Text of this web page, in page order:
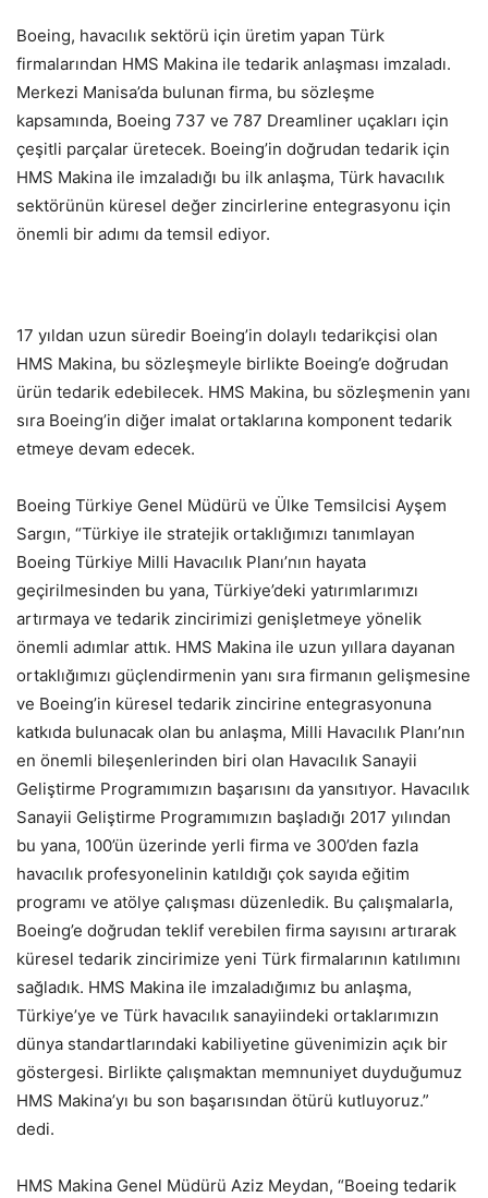
Boeing, havacılık sektörü için üretim yapan Türk
firmalarından HMS Makina ile tedarik anlaşması imzaladı.
Merkezi Manisa’da bulunan firma, bu sözleşme
kapsamında, Boeing 737 ve 787 Dreamliner uçakları için
çeşitli parçalar üretecek. Boeing’in doğrudan tedarik için
HMS Makina ile imzaladığı bu ilk anlaşma, Türk havacılık
sektörünün küresel değer zincirlerine entegrasyonu için
önemli bir adımı da temsil ediyor.
17 yıldan uzun süredir Boeing’in dolaylı tedarikçisi olan
HMS Makina, bu sözleşmeyle birlikte Boeing’e doğrudan
ürün tedarik edebilecek. HMS Makina, bu sözleşmenin yanı
sıra Boeing’in diğer imalat ortaklarına komponent tedarik
etmeye devam edecek.
Boeing Türkiye Genel Müdürü ve Ülke Temsilcisi Ayşem
Sargın, “Türkiye ile stratejik ortaklığımızı tanımlayan
Boeing Türkiye Milli Havacılık Planı’nın hayata
geçirilmesinden bu yana, Türkiye’deki yatırımlarımızı
artırmaya ve tedarik zincirimizi genişletmeye yönelik
önemli adımlar attık. HMS Makina ile uzun yıllara dayanan
ortaklığımızı güçlendirmenin yanı sıra firmanın gelişmesine
ve Boeing’in küresel tedarik zincirine entegrasyonuna
katkıda bulunacak olan bu anlaşma, Milli Havacılık Planı’nın
en önemli bileşenlerinden biri olan Havacılık Sanayii
Geliştirme Programımızın başarısını da yansıtıyor. Havacılık
Sanayii Geliştirme Programımızın başladığı 2017 yılından
bu yana, 100’ün üzerinde yerli firma ve 300’den fazla
havacılık profesyonelinin katıldığı çok sayıda eğitim
programı ve atölye çalışması düzenledik. Bu çalışmalarla,
Boeing’e doğrudan teklif verebilen firma sayısını artırarak
küresel tedarik zincirimize yeni Türk firmalarının katılımını
sağladık. HMS Makina ile imzaladığımız bu anlaşma,
Türkiye’ye ve Türk havacılık sanayiindeki ortaklarımızın
dünya standartlarındaki kabiliyetine güvenimizin açık bir
göstergesi. Birlikte çalışmaktan memnuniyet duyduğumuz
HMS Makina’yı bu son başarısından ötürü kutluyoruz.”
dedi.
HMS Makina Genel Müdürü Aziz Meydan, “Boeing tedarik